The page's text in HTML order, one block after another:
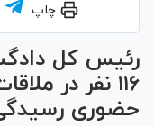
چاپ
رئیس کل
۱۱۶ نفر در
حضوری